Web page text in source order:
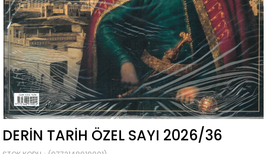
DERIN TARIH ÖZEL SAYI 2026/36